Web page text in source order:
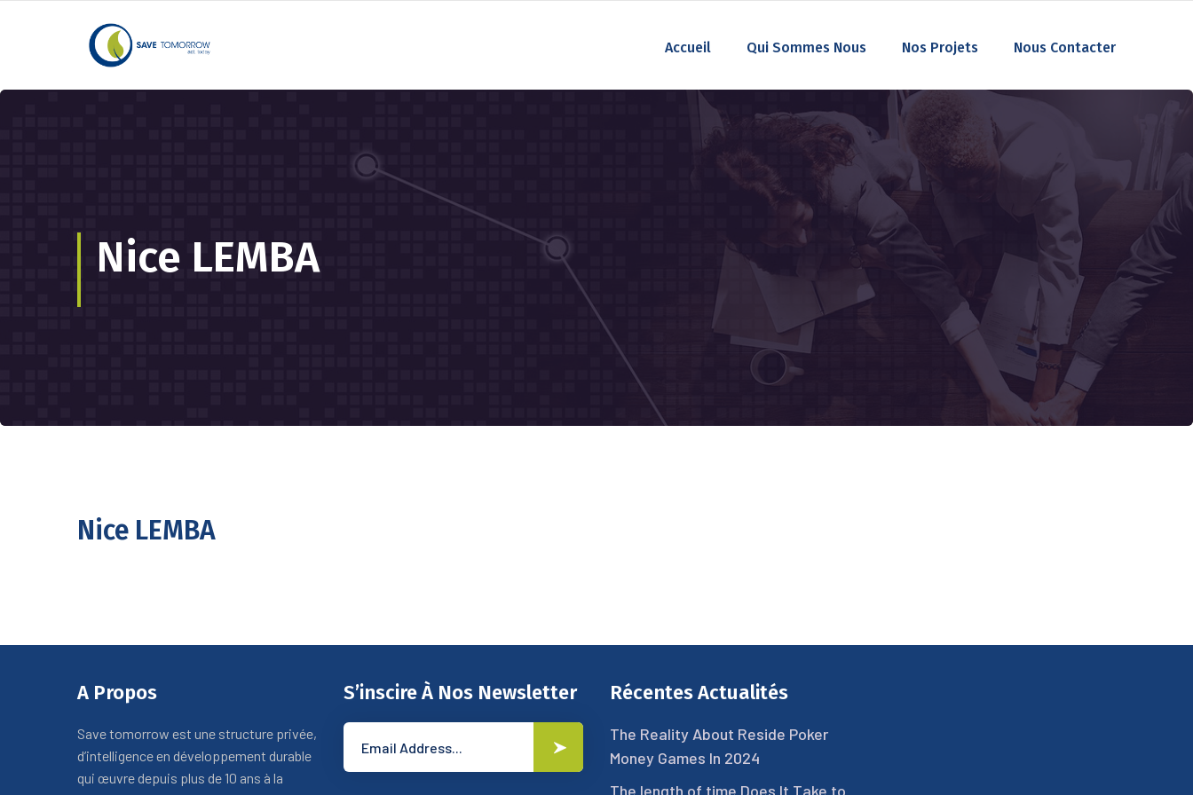
Accueil Qui Sommes Nous Nos Projets Nous Contacter
Nice LEMBA
Nice LEMBA
A Propos
Save tomorrow est une structure privée,
d’intelligence en développement durable
qui œuvre depuis plus de 10 ans à la
S’inscire À Nos Newsletter Récentes Actualités
The Reality About Reside Poker
Money Games In 2024
The length of time Does It Take to